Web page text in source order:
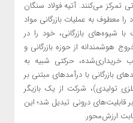
تمرکز می‌کنند. آتیه فولاد سنگان
خود را معطوف به عملیات بازرگانی مواد
شیوه‌های بازرگانی، خود را در
هوشمندانه از حوزه بازرگانی و
خریداری‌شده، حرکتی شبیه به
بازرگانی با درآمدهای مبتنی بر
تولیدی)، شرکت از یک بازیگر
درونی تبدیل شد؛ این
ارزش‌محور.